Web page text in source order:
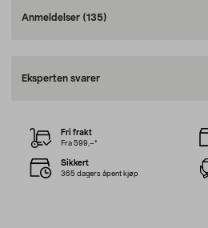
Anmeldelser (135)
Eksperten svarer
Fri frakt
Fra 599,–*
Sikkert
365 dagers åpent kjøp